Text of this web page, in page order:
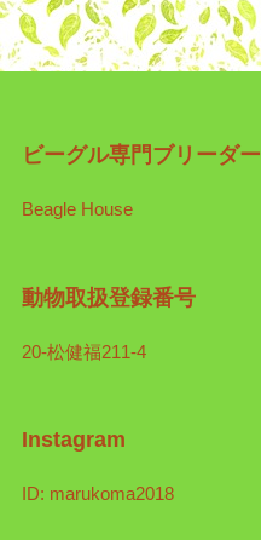
ビーグル専門ブリーダー
Beagle House
動物取扱登録番号
20-松健福211-4
Instagram
ID: marukoma2018